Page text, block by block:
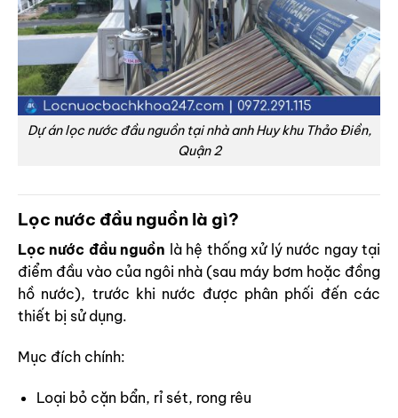
Dự án lọc nước đầu nguồn tại nhà anh Huy khu Thảo Điền,
Quận 2
Lọc nước đầu nguồn là gì?
Lọc nước đầu nguồn là hệ thống xử lý nước ngay tại
điểm đầu vào của ngôi nhà (sau máy bơm hoặc đồng
hồ nước), trước khi nước được phân phối đến các
thiết bị sử dụng.
Mục đích chính:
Loại bỏ cặn bẩn, rỉ sét, rong rêu